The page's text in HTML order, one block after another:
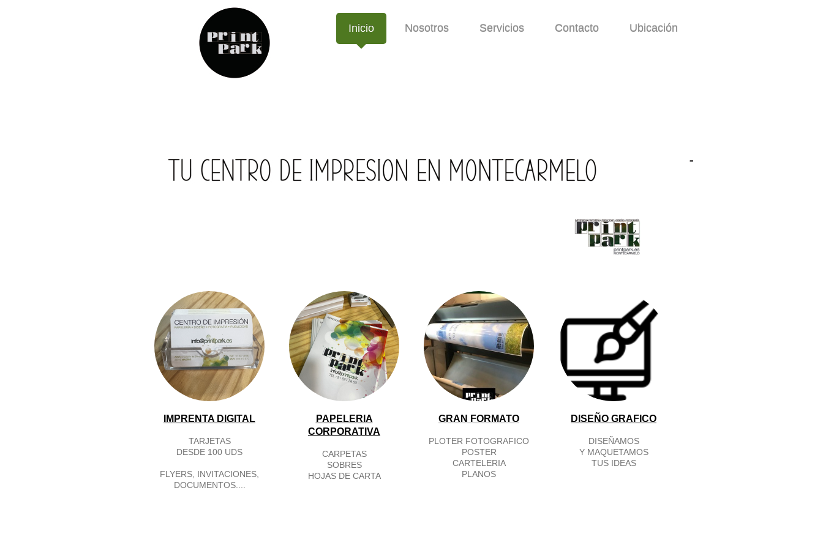
Inicio Nosotros Servicios Contacto Ubicación
IMPRENTA DIGITAL
TARJETAS
DESDE 100 UDS
FLYERS, INVITACIONES,
DOCUMENTOS....
PAPELERIA
CORPORATIVA
CARPETAS
SOBRES
HOJAS DE CARTA
GRAN FORMATO
PLOTER FOTOGRAFICO
POSTER
CARTELERIA
PLANOS
DISEÑO GRAFICO
DISEÑAMOS
Y MAQUETAMOS
TUS IDEAS